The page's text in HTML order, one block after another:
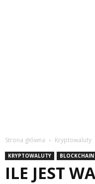
Strona główna Kryptowaluty
KRYPTOWALUTY BLOCKCHAIN
ILE JEST